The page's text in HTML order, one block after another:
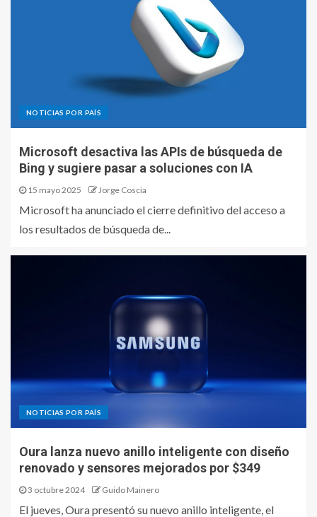
NOTICIAS POR PAÍS
Microsoft desactiva las APIs de búsqueda de
Bing y sugiere pasar a soluciones con IA
15 mayo 2025 Jorge Coscia
Microsoft ha anunciado el cierre definitivo del acceso a
los resultados de búsqueda de...
NOTICIAS POR PAÍS
Oura lanza nuevo anillo inteligente con diseño
renovado y sensores mejorados por $349
3 octubre 2024 Guido Mainero
El jueves, Oura presentó su nuevo anillo inteligente, el